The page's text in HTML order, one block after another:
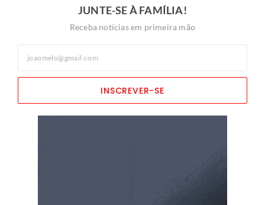
JUNTE-SE À FAMÍLIA!
Receba notícias em primeira mão
INSCREVER-SE